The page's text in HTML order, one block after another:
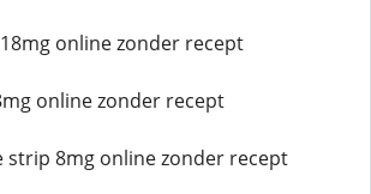
online zonder recept
online zonder recept
strip 8mg online zonder recept